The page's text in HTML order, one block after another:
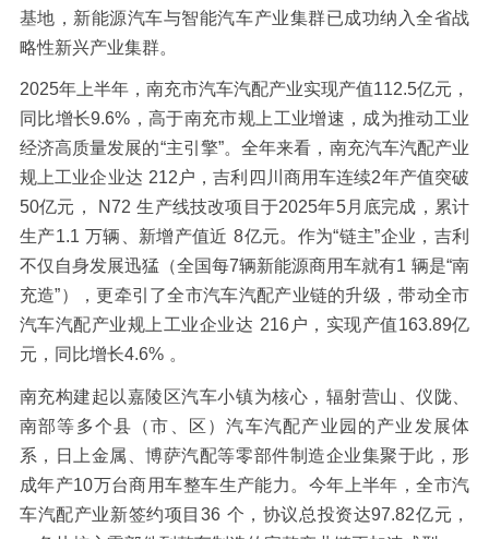
基地，新能源汽车与智能汽车产业集群已成功纳入全省战
略性新兴产业集群。
2025年上半年，南充市汽车汽配产业实现产值112.5亿元，
同比增长9.6% ，高于南充市规上工业增速，成为推动工业
经济高质量发展的“主引擎”。全年来看，南充汽车汽配产业
规上工业企业达 212 户，吉利四川商用车连续2年产值突破
50亿元， N72 生产线技改项目于2025年5月底完成，累计
生产1.1 万辆、新增产值近 8亿元。作为“链主”企业，吉利
不仅自身发展迅猛（全国每7辆新能源商用车就有1 辆是“南
充造”），更牵引了全市汽车汽配产业链的升级，带动全市
汽车汽配产业规上工业企业达 216 户，实现产值163.89亿
元，同比增长4.6% 。
南充构建起以嘉陵区汽车小镇为核心，辐射营山、仪陇、
南部等多个县（市、区）汽车汽配产业园的产业发展体
系，日上金属、博萨汽配等零部件制造企业集聚于此，形
成年产10万台商用车整车生产能力。今年上半年，全市汽
车汽配产业新签约项目 36 个，协议总投资达97.82亿元，